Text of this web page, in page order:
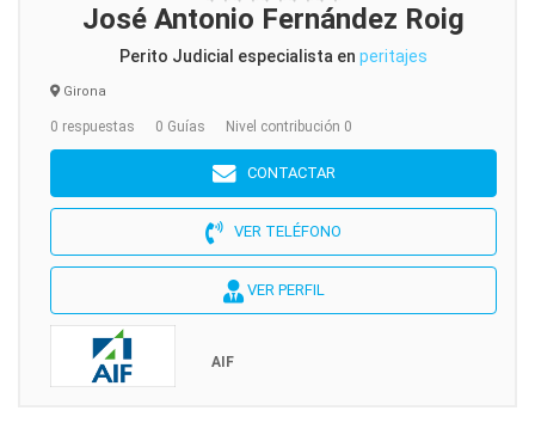
José Antonio Fernández Roig
Perito Judicial especialista en peritajes
Girona
0 respuestas 0 Guías Nivel contribución 0
CONTACTAR
VER TELÉFONO
VER PERFIL
AIF